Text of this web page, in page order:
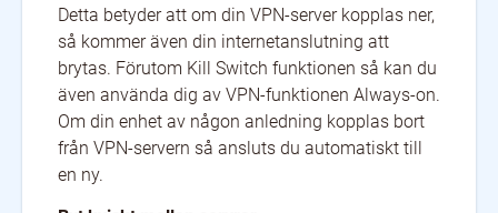
Detta betyder att om din VPN-server kopplas ner,
så kommer även din internetanslutning att
brytas. Förutom Kill Switch funktionen så kan du
även använda dig av VPN-funktionen Always-on.
Om din enhet av någon anledning kopplas bort
från VPN-servern så ansluts du automatiskt till
en ny.